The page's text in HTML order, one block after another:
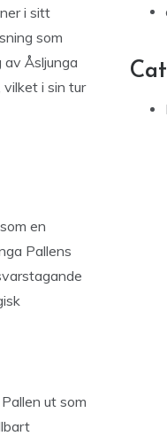
i sitt
som
Åsljunga
i sin tur
en
Pallens
ut som